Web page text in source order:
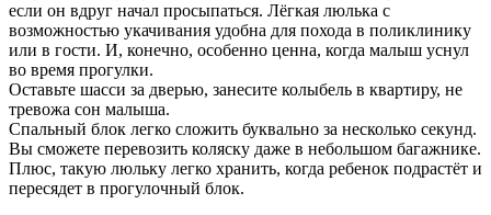
если он вдруг начал просыпаться. Лёгкая люлька с
возможностью укачивания удобна для похода в поликлинику
или в гости. И, конечно, особенно ценна, когда малыш уснул
во время прогулки.
Оставьте шасси за дверью, занесите колыбель в квартиру, не
тревожа сон малыша.
Спальный блок легко сложить буквально за несколько секунд.
Вы сможете перевозить коляску даже в небольшом багажнике.
Плюс, такую люльку легко хранить, когда ребенок подрастёт и
пересядет в прогулочный блок.